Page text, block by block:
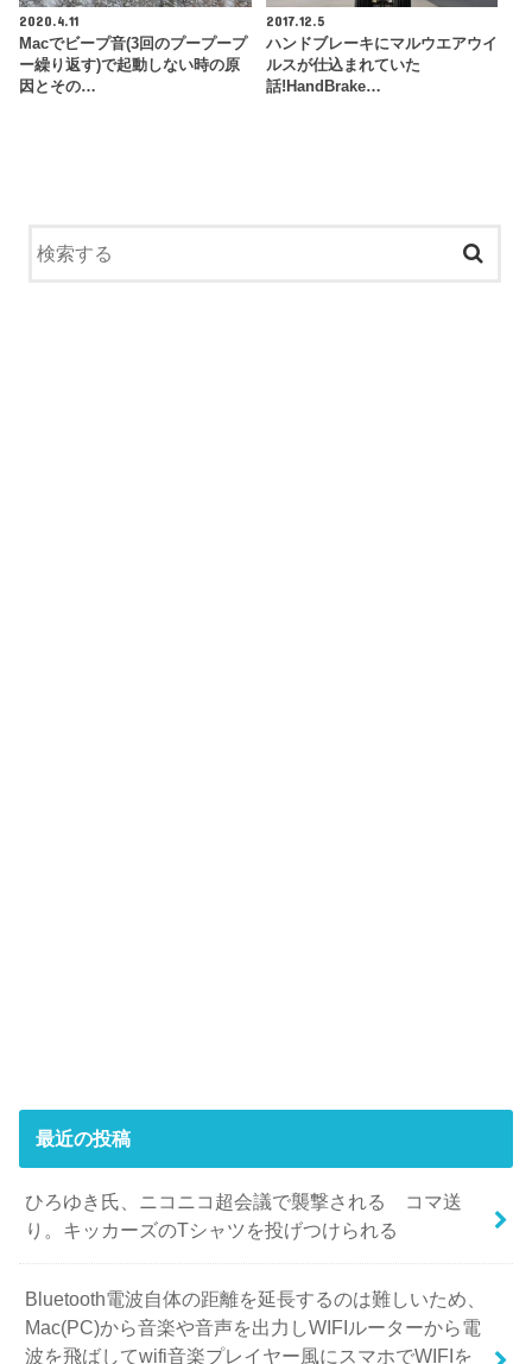
2020.4.11
Macでビープ音(3回のプープープ
ー繰り返す)で起動しない時の原
因とその…
2017.12.5
ハンドブレーキにマルウエアウイ
ルスが仕込まれていた
話!HandBrake…
最近の投稿
ひろゆき氏、ニコニコ超会議で襲撃される コマ送
り。キッカーズのTシャツを投げつけられる
Bluetooth電波自体の距離を延長するのは難しいため、
Mac(PC)から音楽や音声を出力しWIFIルーターから電
波を飛ばしてwifi音楽プレイヤー風にスマホでWIFIを